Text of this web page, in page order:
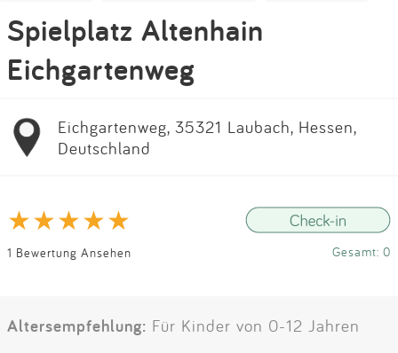
Spielplatz Altenhain
Eichgartenweg
Eichgartenweg, 35321 Laubach, Hessen,
Deutschland
1 Bewertung Ansehen Gesamt: 0
Altersempfehlung: Für Kinder von 0-12 Jahren